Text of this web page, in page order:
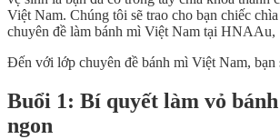
Việt Nam. Chúng tôi sẽ trao cho bạn chiếc
chuyên đề làm bánh mì Việt Nam tại HNAAu,
Đến với lớp chuyên đề bánh mì Việt Nam, bạn
Buổi 1: Bí quyết làm vỏ
ngon